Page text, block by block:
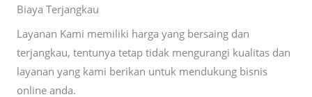
Biaya Terjangkau
Layanan Kami memiliki harga yang bersaing dan
terjangkau, tentunya tetap tidak mengurangi kualitas dan
layanan yang kami berikan untuk mendukung bisnis
online anda.